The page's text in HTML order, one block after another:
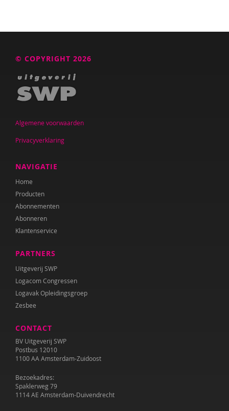
Heleen Hamberg
Nicole Handels
Simon Hay
Nienke van Heerde
Maria Heesen
Jolien Hesselberth
Josette Hoex
Marga Hooyman
Sam ten Hove
Dieuwke Hovinga
Dawn Huebner
Yvonne Huisman
© COPYRIGHT 2026
Algemene voorwaarden
Privacyverklaring
NAVIGATIE
Home
Producten
Abonnementen
Abonneren
Klantenservice
PARTNERS
Uitgeverij SWP
Logacom Congressen
Logavak Opleidingsgroep
Zesbee
CONTACT
BV Uitgeverij SWP
Postbus 12010
1100 AA Amsterdam-Zuidoost
Bezoekadres:
Spaklerweg 79
1114 AE Amsterdam-Duivendrecht